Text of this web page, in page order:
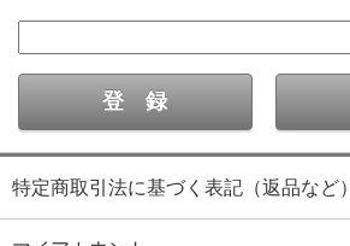
特定商取引法に基づく表記（返品など）